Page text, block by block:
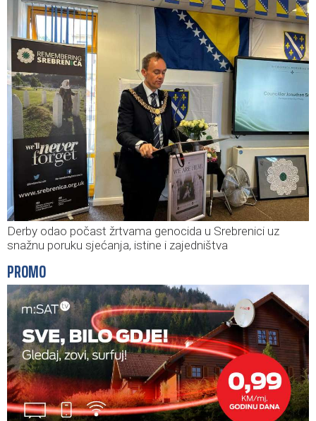
Derby odao počast žrtvama genocida u Srebrenici uz
snažnu poruku sjećanja, istine i zajedništva
PROMO